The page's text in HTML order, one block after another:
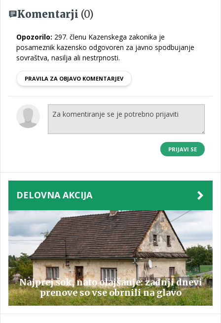
Komentarji (0)
Opozorilo: 297. členu Kazenskega zakonika je
posameznik kazensko odgovoren za javno spodbujanje
sovraštva, nasilja ali nestrpnosti.
PRAVILA ZA OBJAVO KOMENTARJEV
PRIJAVI SE
DELOVNA AKCIJA
Najprej šok, nato olajšanje: zadnji dnevi
prenove so vse obrnili na glavo